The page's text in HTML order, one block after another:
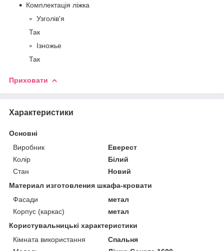
Комплектація ліжка
Узголів'я
Так
Ізножье
Так
Приховати
Характеристики
Основні
Виробник
Еверест
Колір
Білий
Стан
Новий
Материал изготовления шкафа-кровати
Фасади
метал
Корпус (каркас)
метал
Користувальницькі характеристики
Кімната використання
Спальня